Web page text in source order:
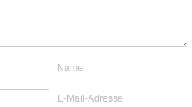
Name
E-Mail-Adresse